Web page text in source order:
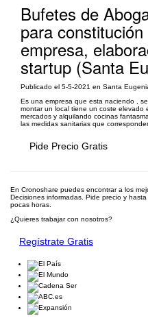
Bufetes de
para
empresa,
startup (Santa
Publicado el 5-5-2021 en Santa
Es una empresa que esta naciendo ,
montar un local tiene un coste elevado
mercados y alquilando cocinas
las medidas sanitarias que
Pide Precio Gratis
En Cronoshare puedes encontrar a los
Decisiones informadas. Pide precio y
pocas horas.
¿Quieres trabajar con nosotros?
Regístrate Gratis